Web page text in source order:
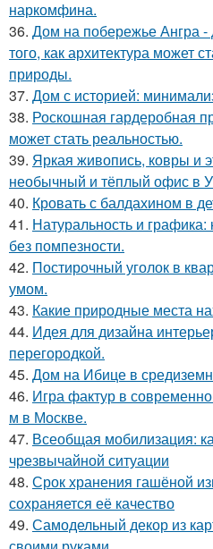
наркомфина.
36. Дом на побережье Ангра -
того, как архитектура может
природы.
37. Дом с историей:
38. Роскошная гардеробная
может стать реальностью.
39. Яркая живопись, ковры и
необычный и тёплый офис в
40. Кровать с балдахином в
41. Натуральность и
без помпезности.
42. Постирочный уголок в
умом.
43. Какие природные места
44. Идея для дизайна
перегородкой.
45. Дом на Ибице в
46. Игра фактур в
м в Москве.
47. Всеобщая мобилизация:
чрезвычайной ситуации
48. Срок хранения гашёной
сохраняется её качество
49. Самодельный декор из